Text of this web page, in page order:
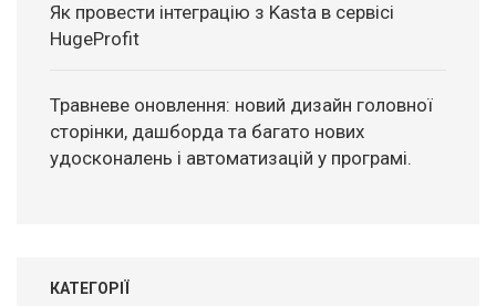
Як провести інтеграцію з Kasta в сервісі
HugeProfit
Травневе оновлення: новий дизайн головної
сторінки, дашборда та багато нових
удосконалень і автоматизацій у програмі.
КАТЕГОРІЇ